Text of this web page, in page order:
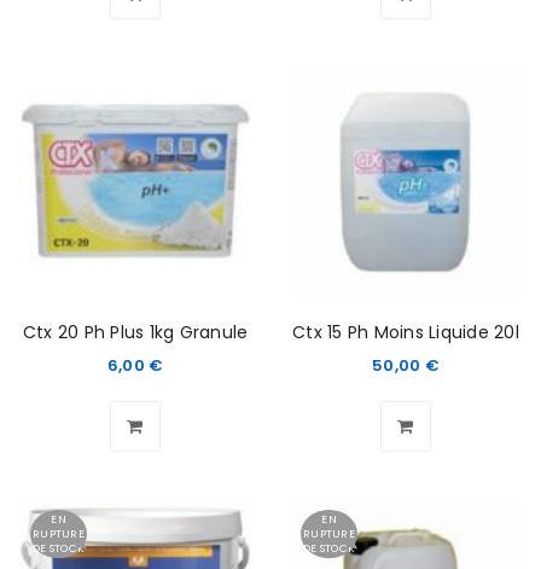
Ctx 20 Ph Plus 1kg Granule
6,00 €
Ctx 15 Ph Moins Liquide 20l
50,00 €
EN
RUPTURE
DE STOCK
EN
RUPTURE
DE STOCK